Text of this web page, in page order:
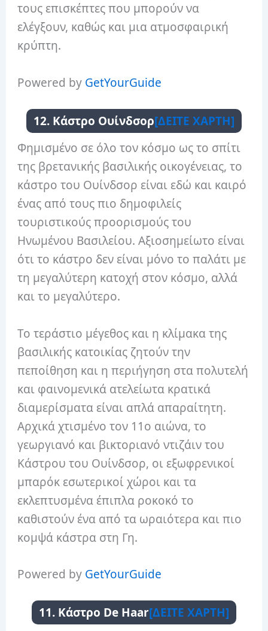
τους επισκέπτες που μπορούν να
ελέγξουν, καθώς και μια ατμοσφαιρική
κρύπτη.
Powered by GetYourGuide
12. Κάστρο Ουίνδσορ[ΔΕΙΤΕ ΧΑΡΤΗ]
Φημισμένο σε όλο τον κόσμο ως το σπίτι
της βρετανικής βασιλικής οικογένειας, το
κάστρο του Ουίνδσορ είναι εδώ και καιρό
ένας από τους πιο δημοφιλείς
τουριστικούς προορισμούς του
Ηνωμένου Βασιλείου. Αξιοσημείωτο είναι
ότι το κάστρο δεν είναι μόνο το παλάτι με
τη μεγαλύτερη κατοχή στον κόσμο, αλλά
και το μεγαλύτερο.
Το τεράστιο μέγεθος και η κλίμακα της
βασιλικής κατοικίας ζητούν την
πεποίθηση και η περιήγηση στα πολυτελή
και φαινομενικά ατελείωτα κρατικά
διαμερίσματα είναι απλά απαραίτητη.
Αρχικά χτισμένο τον 11ο αιώνα, το
γεωργιανό και βικτοριανό ντιζάιν του
Κάστρου του Ουίνδσορ, οι εξωφρενικοί
μπαρόκ εσωτερικοί χώροι και τα
εκλεπτυσμένα έπιπλα ροκοκό το
καθιστούν ένα από τα ωραιότερα και πιο
κομψά κάστρα στη Γη.
Powered by GetYourGuide
11. Κάστρο De Haar[ΔΕΙΤΕ ΧΑΡΤΗ]